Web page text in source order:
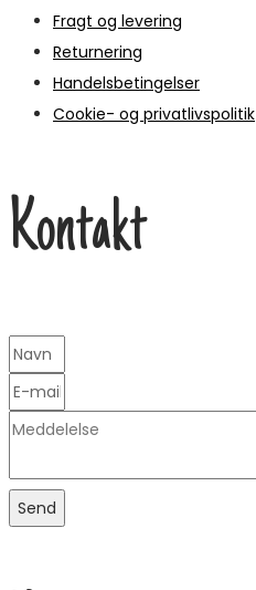
Fragt og levering
Returnering
Handelsbetingelser
Cookie- og privatlivspolitik
Kontakt
Send